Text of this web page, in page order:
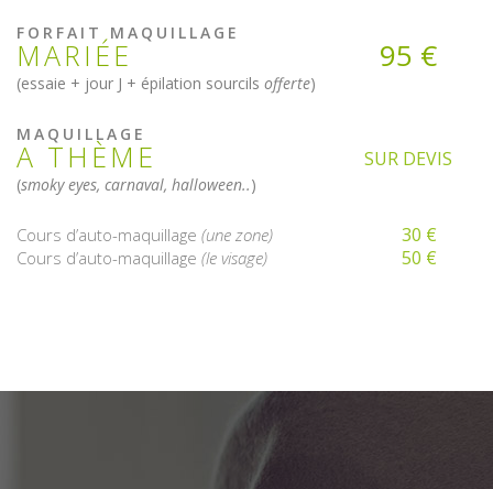
FORFAIT MAQUILLAGE
MARIÉE
(essaie + jour J + épilation sourcils offerte)
95 €
MAQUILLAGE
A THÈME
(smoky eyes, carnaval, halloween..)
SUR DEVIS
Cours d’auto-maquillage (une zone) 30 €
Cours d’auto-maquillage (le visage) 50 €